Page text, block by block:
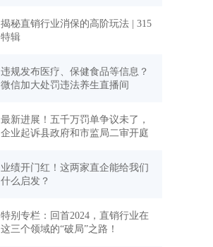
揭秘直销行业消保的高阶玩法 | 315
特辑
违规发布医疗、保健食品等信息？
微信加大处罚违法养生直播间
最新进展！五千万罚单争议未了，
企业起诉县政府和市监局二审开庭
业绩开门红！这两家直企能给我们
什么启发？
特别专栏：回首2024，直销行业在
这三个领域的“破局”之路！